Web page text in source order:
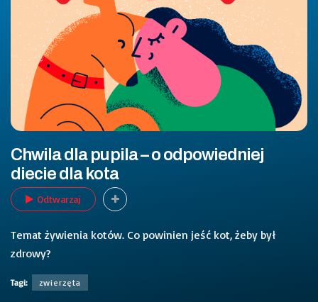
Chwila dla pupila – o odpowiedniej
diecie dla kota
Odtwarzaj
Temat żywienia kotów. Co powinien jeść kot, żeby był
zdrowy?
Tagi: zwierzęta